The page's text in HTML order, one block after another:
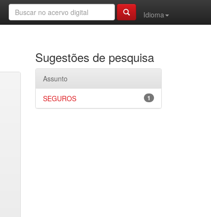
Idioma
Sugestões de pesquisa
Assunto
1
SEGUROS